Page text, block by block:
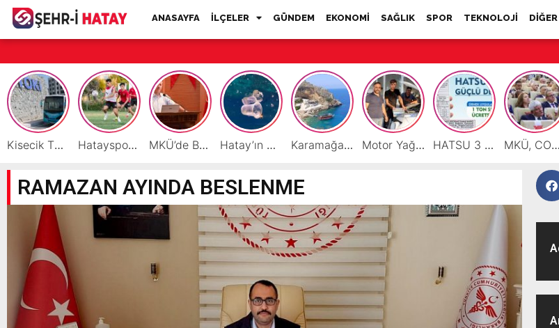
ANASAYFA İLÇELER GÜNDEM EKONOMİ SAĞLIK SPOR TEKNOLOJİ DİĞER
Kisecik TOKİ’lere Toplu Ulaşım Hizmeti Başladı Hatayspor’daki büyük kriz gençler için büyük bir fırsat MKÜ’de BAP ve TÜBİTAK 1001 Projeleri Masaya Yatırıldı Hatay’ın Deniz ve Sahillerini Kirleten Tesislere Ceza Yağdı! Karamağara Koyu Doğu Akdeniz’in Turizm Yıldızı Oluyor Motor Yağı ve Aküde Güvenilir Hizmet Antakya’da Başladı HATSU 3 İlçede Ağustos Ayı Faturalarında Bir Ton Suyu Ücretsiz Tanımladı MKÜ, COP31 Hazırlık Sürecinde Bilim Diplomasisine Katkı Sunacak
RAMAZAN AYINDA BESLENME